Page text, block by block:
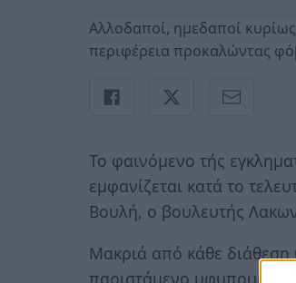
Αλλοδαποί, ημεδαποί
περιφέρεια προκαλώντας
Το φαινόμενο τής
εμφανίζεται κατά το
Βουλή, ο βουλευτής
Μακριά από κάθε
παριστάμενο υφυπουργό